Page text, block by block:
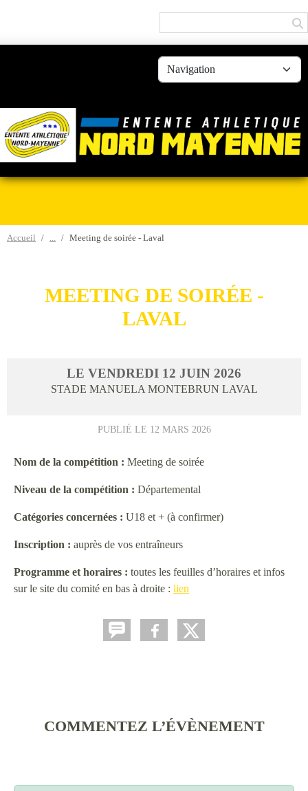
Accueil Meeting de soirée - Laval
MEETING DE SOIRÉE -
LAVAL
LE VENDREDI 12 JUIN 2026
STADE MANUELA MONTEBRUN LAVAL
PUBLIÉ LE 12 MARS 2026
Nom de la compétition : Meeting de soirée
Niveau de la compétition : Départemental
Catégories concernées : U18 et + (à confirmer)
Inscription : auprès de vos entraîneurs
Programme et horaires : toutes les feuilles d’horaires et infos
sur le site du comité en bas à droite : lien
COMMENTEZ L’ÉVÈNEMENT